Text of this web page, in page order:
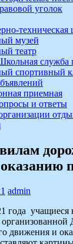
уголок
техническая
музей
театр
служба
спортивный
приемная
и ответы
admin
года
движения и